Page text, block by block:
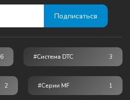
6 #Система DTC 3
2 #серии MF 1